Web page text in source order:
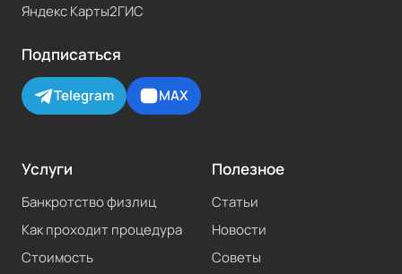
Яндекс Карты2ГИС
Подписаться
Telegram MAX
Услуги
Банкротство физлиц
Как проходит процедура
Стоимость
Полезное
Статьи
Новости
Советы